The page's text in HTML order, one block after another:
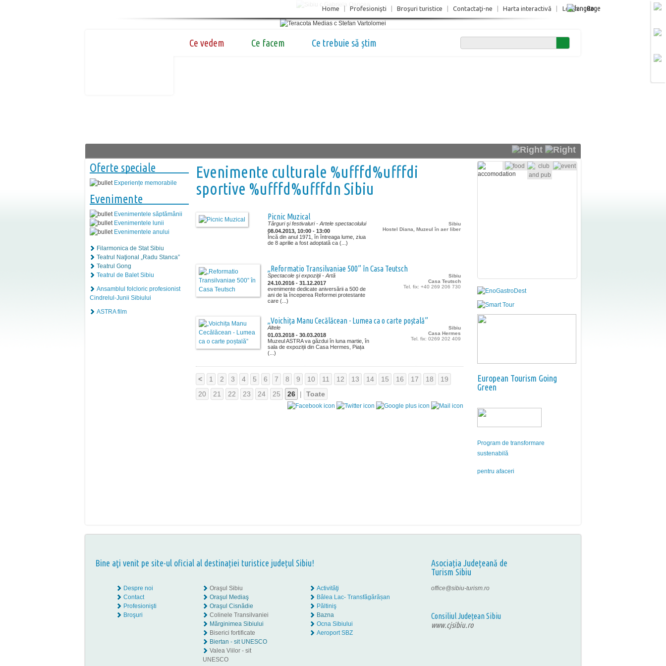
Login Ro
Home Profesionişti Broşuri turistice Contactaţi-ne Harta interactivă
Ce vedem Ce facem Ce trebuie să știm
Oferte speciale
Experiențe memorabile
Evenimente
Evenimentele săptămânii
Evenimentele lunii
Evenimentele anului
Filarmonica de Stat Sibiu
Teatrul Naţional „Radu Stanca”
Teatrul Gong
Teatrul de Balet Sibiu
Ansamblul folcloric profesionist
Cindrelul-Junii Sibiului
ASTRA film
Evenimente culturale %ufffd%ufffdi
sportive %ufffd%ufffdn Sibiu
Picnic Muzical
Sibiu
Hostel Diana, Muzeul în aer liber
Târguri şi festivaluri - Artele spectacolului
08.04.2013, 10:00 - 13:00
Încă din anul 1971, în întreaga lume, ziua
de 8 aprilie a fost adoptată ca (...)
„Reformatio Transilvaniae 500” în Casa Teutsch
Sibiu
Casa Teutsch
Tel. fix: +40 269 206 730
Spectacole şi expoziţii - Artă
24.10.2016 - 31.12.2017
evenimente dedicate aniversării a 500 de
ani de la începerea Reformei protestante
care (...)
„Voichița Manu Cecălăcean - Lumea ca o carte poștală”
Sibiu
Casa Hermes
Tel. fix: 0269 202 409
Altele
01.03.2018 - 30.03.2018
Muzeul ASTRA va găzdui în luna martie, în
sala de expoziții din Casa Hermes, Piața
(...)
< 1 2 3 4 5 6 7 8 9 10 11 12 13 14 15 16 17 18
19
20
21 22 23 24 25 26 | Toate
European Tourism Going
Green
Program de transformare
sustenabilă
pentru afaceri
Bine aţi venit pe site-ul oficial al destinației turistice județul Sibiu!
Asociația Județeană de
Turism Sibiu
Despre noi
Contact
Profesionişti
Broşuri
Oraşul Sibiu
Oraşul Mediaş
Oraşul Cisnădie
Colinele Transilvaniei
Mărginimea Sibiului
Biserici fortificate
Biertan - sit UNESCO
Valea Viilor - sit
UNESCO
Activităţi
Bâlea Lac- Transfăgărășan
Păltiniş
Bazna
Ocna Sibiului
Aeroport SBZ
office@sibiu-turism.ro
Consiliul Județean Sibiu
www.cjsibiu.ro